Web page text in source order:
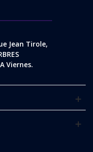
Jean Tirole,
Viernes.